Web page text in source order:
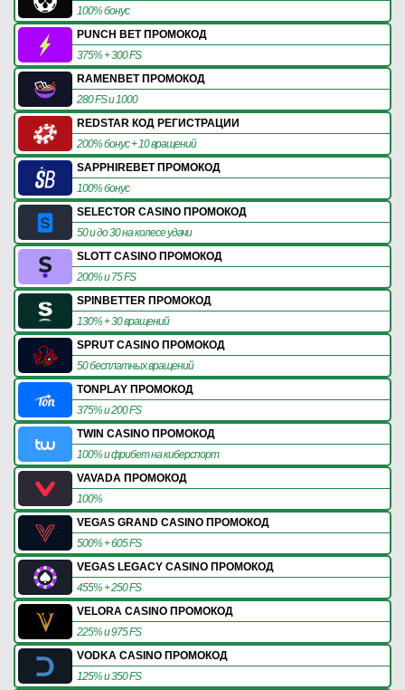
100% бонус
PUNCH BET ПРОМОКОД
375% + 300 FS
RAMENBET ПРОМОКОД
280 FS и 1000
REDSTAR КОД РЕГИСТРАЦИИ
200% бонус + 10 вращений
SAPPHIREBET ПРОМОКОД
100% бонус
SELECTOR CASINO ПРОМОКОД
50 и до 30 на колесе удачи
SLOTT CASINO ПРОМОКОД
200% и 75 FS
SPINBETTER ПРОМОКОД
130% + 30 вращений
SPRUT CASINO ПРОМОКОД
50 бесплатных вращений
TONPLAY ПРОМОКОД
375% и 200 FS
TWIN CASINO ПРОМОКОД
100% и фрибет на киберспорт
VAVADA ПРОМОКОД
100%
VEGAS GRAND CASINO ПРОМОКОД
500% + 605 FS
VEGAS LEGACY CASINO ПРОМОКОД
455% + 250 FS
VELORA CASINO ПРОМОКОД
225% и 975 FS
VODKA CASINO ПРОМОКОД
125% и 350 FS